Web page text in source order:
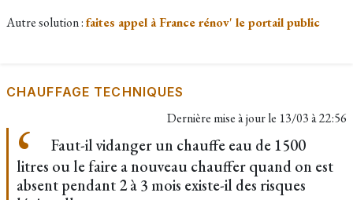
Autre solution :faites appel à France rénov' le portail public
CHAUFFAGE TECHNIQUES
Dernière mise à jour le 13/03 à 22:56
Faut-il vidanger un chauffe eau de 1500
litres ou le faire a nouveau chauffer quand on est
absent pendant 2 à 3 mois existe-il des risques